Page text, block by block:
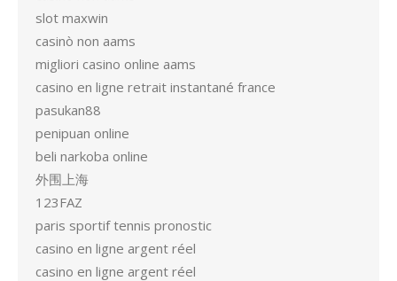
slot maxwin
casinò non aams
migliori casino online aams
casino en ligne retrait instantané france
pasukan88
penipuan online
beli narkoba online
外围上海
123FAZ
paris sportif tennis pronostic
casino en ligne argent réel
casino en ligne argent réel